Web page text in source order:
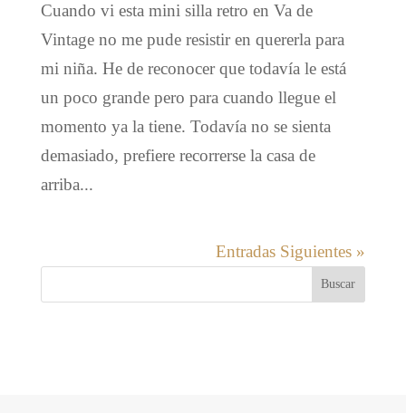
Cuando vi esta mini silla retro en Va de
Vintage no me pude resistir en quererla para
mi niña. He de reconocer que todavía le está
un poco grande pero para cuando llegue el
momento ya la tiene. Todavía no se sienta
demasiado, prefiere recorrerse la casa de
arriba...
Entradas Siguientes »